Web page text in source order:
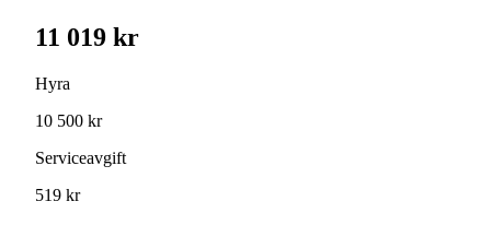
11 019 kr
Hyra
10 500 kr
Serviceavgift
519 kr